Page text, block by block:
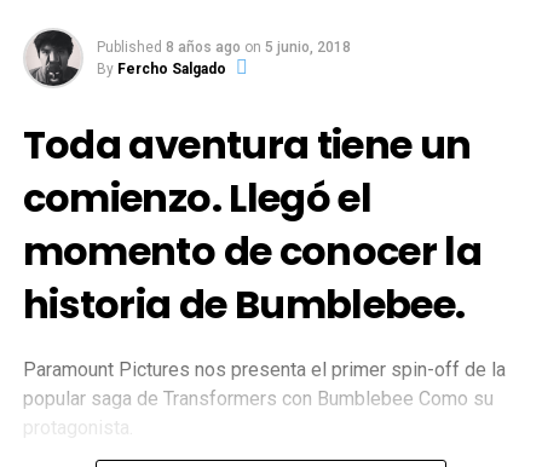
Published 8 años ago on 5 junio, 2018
By Fercho Salgado
Toda aventura tiene un
comienzo. Llegó el
momento de conocer la
historia de Bumblebee.
Paramount Pictures nos presenta el primer spin-off de la
popular saga de Transformers con Bumblebee Como su
protagonista.